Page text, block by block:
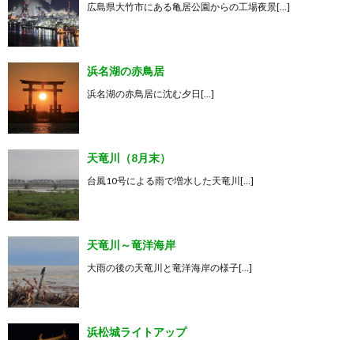
広島県大竹市にある亀居公園からの工場夜景[…]
浜名湖の赤鳥居
浜名湖の赤鳥居に沈む夕日[…]
天竜川（8月末）
台風10号による雨で増水した天竜川[…]
天竜川～竜洋海岸
大雨の後の天竜川と竜洋海岸の様子[…]
浜松城ライトアップ